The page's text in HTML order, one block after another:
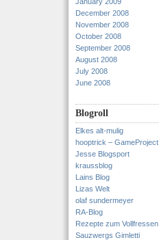
December 2008
November 2008
October 2008
September 2008
August 2008
July 2008
June 2008
Blogroll
Elkes alt-mulig
hooptrick – GameProject
Jesse Blogsport
kraussblog
Lains Blog
Lizas Welt
olaf sundermeyer
RA-Blog
Rezepte zum Vollfressen
Sauzwergs Gimletti